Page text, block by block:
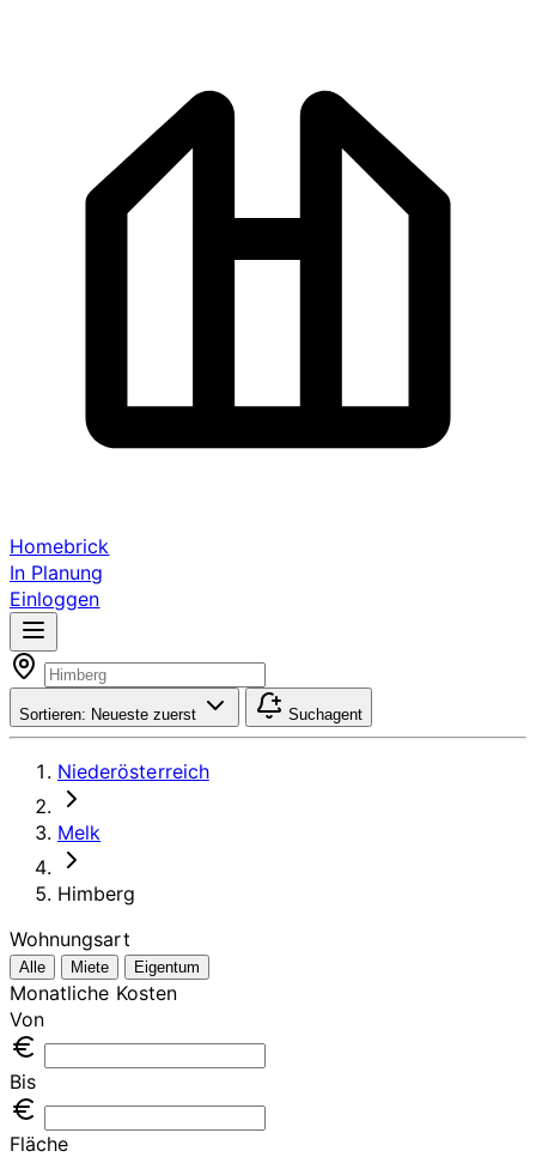
Homebrick
In Planung
Einloggen
Sortieren: Neueste zuerst Suchagent
Niederösterreich
Melk
Himberg
Wohnungsart
Alle Miete Eigentum
Monatliche Kosten
Von
Bis
Fläche